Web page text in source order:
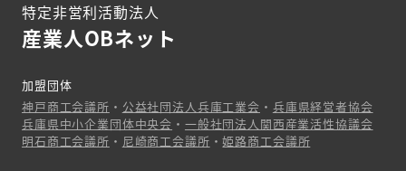
特定非営利活動法人
産業人OBネット
加盟団体
神戸商工会議所 ・ 公益社団法人兵庫工業会 ・ 兵庫県経営者協会
兵庫県中小企業団体中央会 ・ 一般社団法人関西産業活性協議会
明石商工会議所 ・ 尼崎商工会議所 ・姫路商工会議所